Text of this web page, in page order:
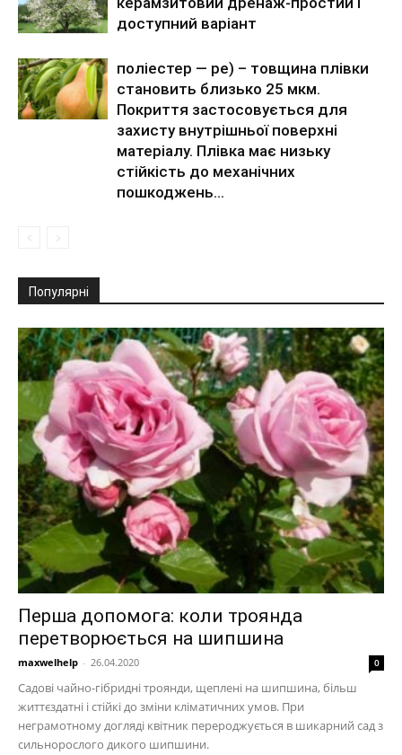
доступний варіант
поліестер — pe) – товщина плівки
становить близько 25 мкм.
Покриття застосовується для
захисту внутрішньої поверхні
матеріалу. Плівка має низьку
стійкість до механічних
пошкоджень...
Популярні
Перша допомога: коли троянда
перетворюється на шипшина
maxwelhelp - 26.04.2020 0
Садові чайно-гібридні троянди, щеплені на шипшина, більш
життєздатні і стійкі до зміни кліматичних умов. При
неграмотному догляді квітник перероджується в шикарний сад з
сильнорослого дикого шипшини.